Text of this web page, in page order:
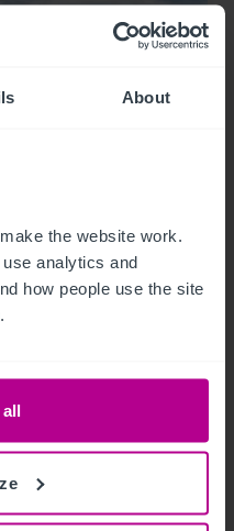
About
the website work.
analytics and
how people use the site
Bamberg